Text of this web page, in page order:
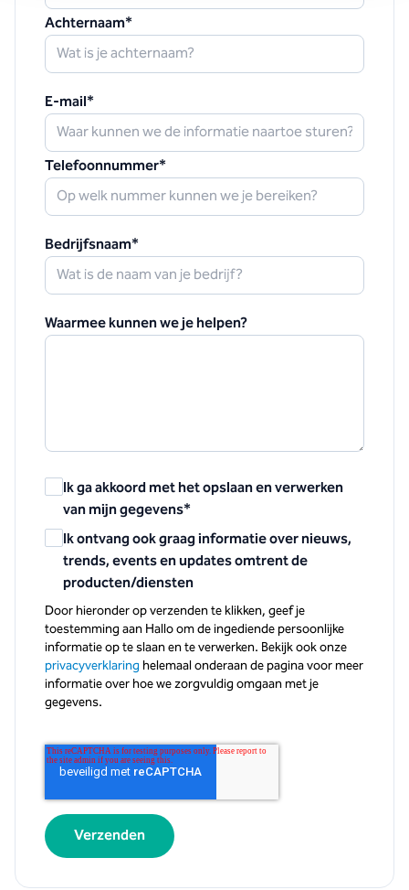
Achternaam*
E-mail*
Telefoonnummer*
Bedrijfsnaam*
Waarmee kunnen we je helpen?
Ik ga akkoord met het opslaan en verwerken
van mijn gegevens*
Ik ontvang ook graag informatie over nieuws,
trends, events en updates omtrent de
producten/diensten
Door hieronder op verzenden te klikken, geef je
toestemming aan Hallo om de ingediende persoonlijke
informatie op te slaan en te verwerken. Bekijk ook onze
privacyverklaring helemaal onderaan de pagina voor meer
informatie over hoe we zorgvuldig omgaan met je
gegevens.